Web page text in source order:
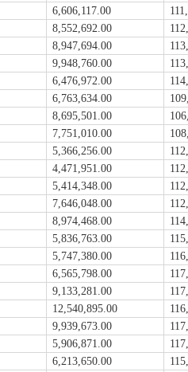
6,606,117.00
8,552,692.00
8,947,694.00
9,948,760.00
6,476,972.00
6,763,634.00
8,695,501.00
7,751,010.00
5,366,256.00
4,471,951.00
5,414,348.00
7,646,048.00
8,974,468.00
5,836,763.00
5,747,380.00
6,565,798.00
9,133,281.00
12,540,895.00
9,939,673.00
5,906,871.00
6,213,650.00